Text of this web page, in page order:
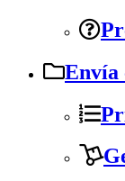
Envía